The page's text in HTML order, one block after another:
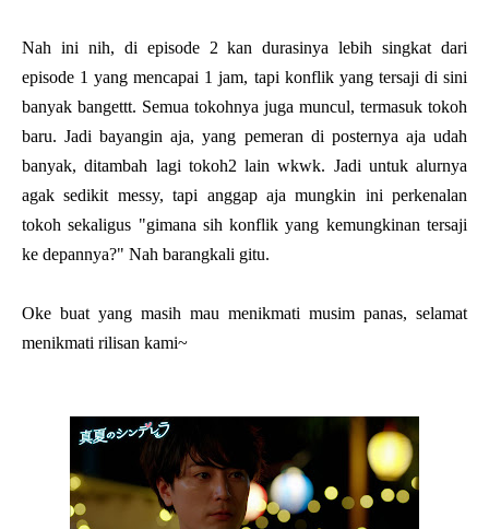
Nah ini nih, di episode 2 kan durasinya lebih singkat dari
episode 1 yang mencapai 1 jam, tapi konflik yang tersaji di sini
banyak bangettt. Semua tokohnya juga muncul, termasuk tokoh
baru. Jadi bayangin aja, yang pemeran di posternya aja udah
banyak, ditambah lagi tokoh2 lain wkwk. Jadi untuk alurnya
agak sedikit messy, tapi anggap aja mungkin ini perkenalan
tokoh sekaligus "gimana sih konflik yang kemungkinan tersaji
ke depannya?" Nah barangkali gitu.
Oke buat yang masih mau menikmati musim panas, selamat
menikmati rilisan kami~